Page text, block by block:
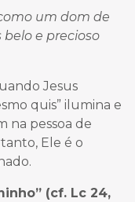
um dom de
e precioso
Jesus
quis” ilumina e
na pessoa de
Ele é o
(cf. Lc 24,